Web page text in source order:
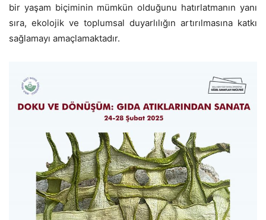
bir yaşam biçiminin mümkün olduğunu hatırlatmanın yanı
sıra, ekolojik ve toplumsal duyarlılığın artırılmasına katkı
sağlamayı amaçlamaktadır.